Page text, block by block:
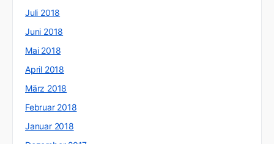
Juli 2018
Juni 2018
Mai 2018
April 2018
März 2018
Februar 2018
Januar 2018